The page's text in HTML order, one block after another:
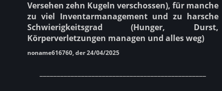
Versehen zehn Kugeln verschossen), für manche
zu viel Inventarmanagement und zu harsche
Schwierigkeitsgrad (Hunger, Durst,
Körperverletzungen managen und alles weg)
noname616760, der 24/04/2025